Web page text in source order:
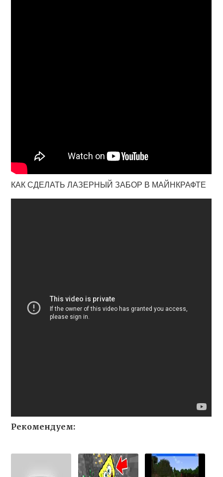
КАК СДЕЛАТЬ ЛАЗЕРНЫЙ ЗАБОР В МАЙНКРАФТЕ
Рекомендуем: